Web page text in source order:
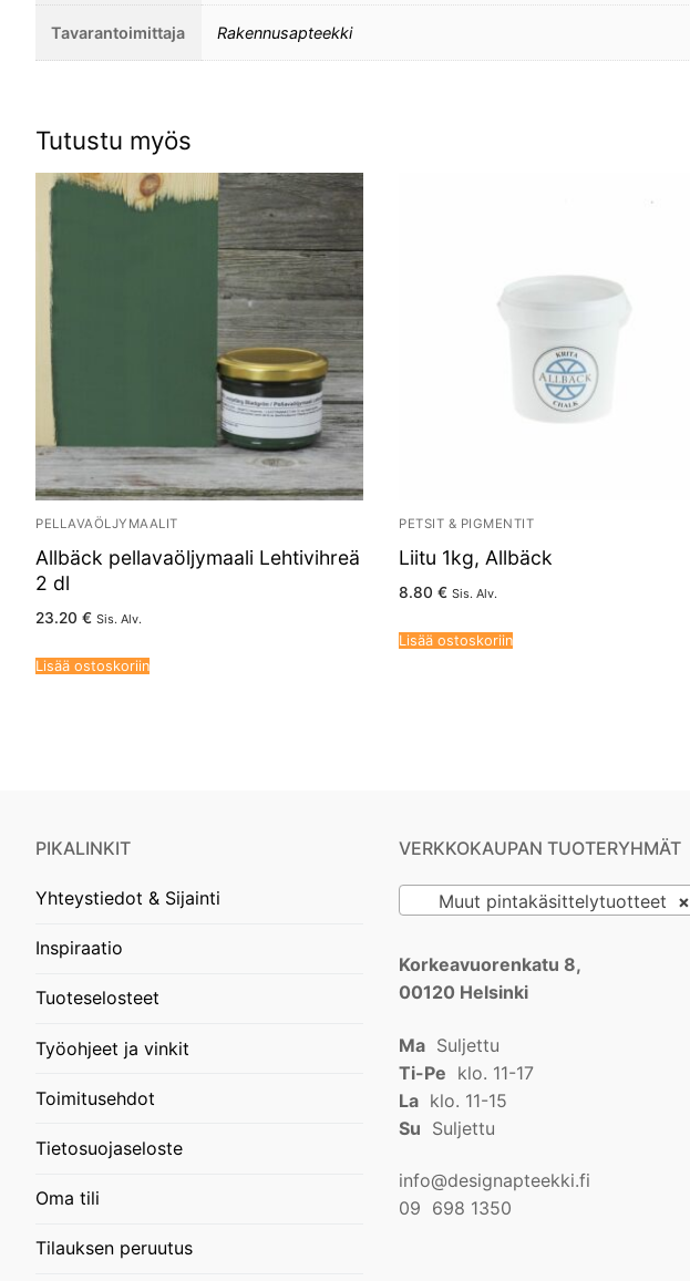
Tavarantoimittaja Rakennusapteekki
Tutustu myös
PELLAVAÖLJYMAALIT
Allbäck pellavaöljymaali Lehtivihreä
2 dl
23.20 € Sis. Alv.
Lisää ostoskoriin
PETSIT & PIGMENTIT
Liitu 1kg, Allbäck
8.80 € Sis. Alv.
Lisää ostoskoriin
PIKALINKIT
Yhteystiedot & Sijainti
Inspiraatio
Tuoteselosteet
Työohjeet ja vinkit
Toimitusehdot
Tietosuojaseloste
Oma tili
Tilauksen peruutus
VERKKOKAUPAN TUOTERYHMÄT
×
Muut pintakäsittelytuotteet
Korkeavuorenkatu 8,
00120 Helsinki
Ma Suljettu
Ti-Pe klo. 11-17
La klo. 11-15
Su Suljettu
info@designapteekki.fi
09 698 1350